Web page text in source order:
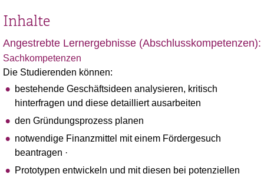
Inhalte
Angestrebte Lernergebnisse (Abschlusskompetenzen):
Sachkompetenzen
Die Studierenden können:
bestehende Geschäftsideen analysieren, kritisch
hinterfragen und diese detailliert ausarbeiten
den Gründungsprozess planen
notwendige Finanzmittel mit einem Fördergesuch
beantragen ·
Prototypen entwickeln und mit diesen bei potenziellen